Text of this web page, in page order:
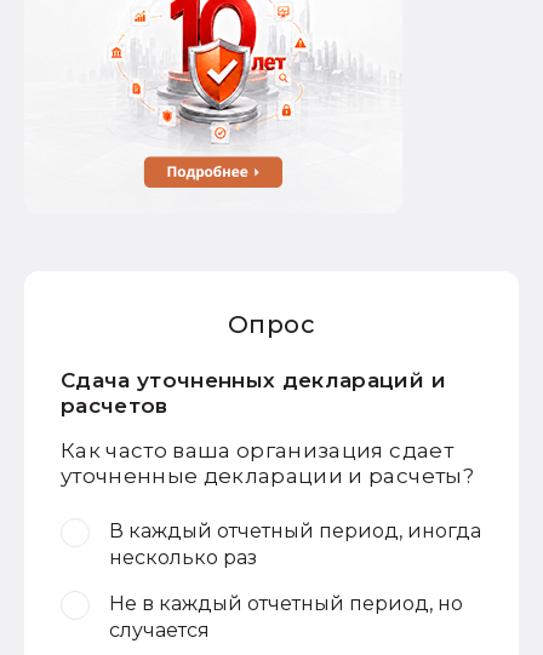
Опрос
Сдача уточненных деклараций и
расчетов
Как часто ваша организация сдает
уточненные декларации и расчеты?
В каждый отчетный период, иногда
несколько раз
Не в каждый отчетный период, но
случается